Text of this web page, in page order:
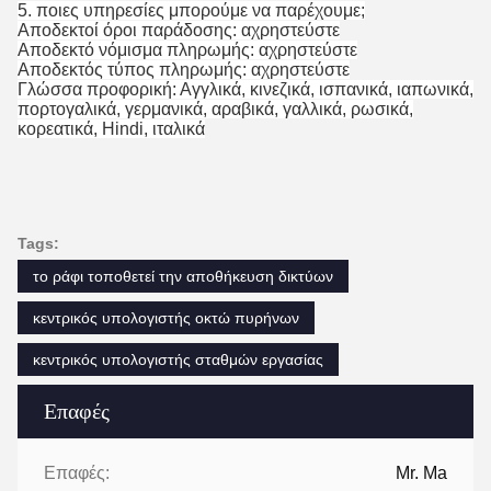
Επαφές
Επαφές: Mr. Ma
5. ποιες υπηρεσίες μπορούμε να παρέχουμε;
Αποδεκτοί όροι παράδοσης: αχρηστεύστε
Αποδεκτό νόμισμα πληρωμής: αχρηστεύστε
Αποδεκτός τύπος πληρωμής: αχρηστεύστε
Γλώσσα προφορική: Αγγλικά, κινεζικά, ισπανικά, ιαπωνικά,
πορτογαλικά, γερμανικά, αραβικά, γαλλικά, ρωσικά,
κορεατικά, Hindi, ιταλικά
Tags:
το ράφι τοποθετεί την αποθήκευση δικτύων
κεντρικός υπολογιστής οκτώ πυρήνων
κεντρικός υπολογιστής σταθμών εργασίας